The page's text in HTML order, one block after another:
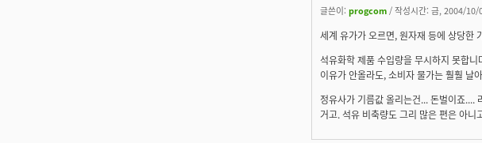
글쓴이: progcom / 작성시간: 금, 2004/10/
세계 유가가 오르면, 원자재 등에 상당한
석유화학 제품 수입량을 무시하지 못합
이유가 안올라도, 소비자 물가는 훨훨 날
정유사가 기름값 올리는건... 돈벌이죠....
거고. 석유 비축량도 그리 많은 편은 아